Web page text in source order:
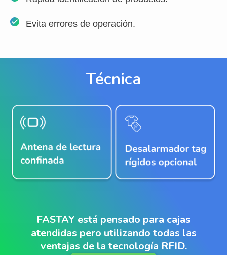
Evita errores de operación.
Técnica
FASTAY está pensado para cajas
atendidas pero utilizando todas las
ventajas de la tecnología RFID.